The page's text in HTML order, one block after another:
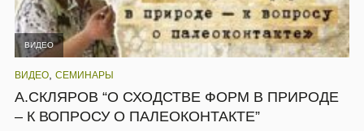
ВИДЕО
ВИДЕО СЕМИНАРЫ
А.СКЛЯРОВ “О СХОДСТВЕ ФОРМ В ПРИРОДЕ
– К ВОПРОСУ О ПАЛЕОКОНТАКТЕ”